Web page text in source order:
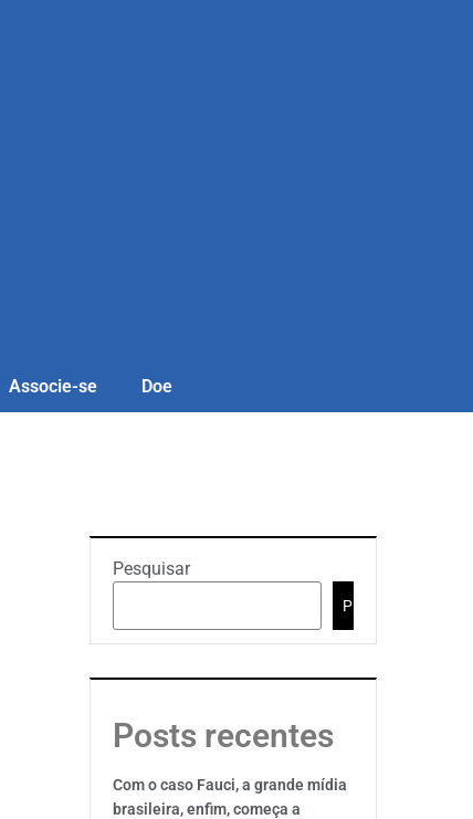
Associe-se Doe
Pesquisar
Pesquisar
Posts recentes
Com o caso Fauci, a grande mídia
brasileira, enfim, começa a